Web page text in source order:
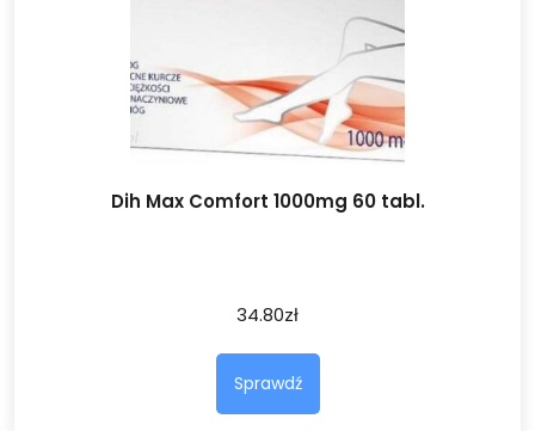
Dih Max Comfort 1000mg 60 tabl.
34.80zł
Sprawdź